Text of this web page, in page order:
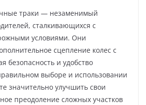
траки — незаменимый
сталкивающихся с
условиями. Они
сцепление колес с
безопасность и удобство
выборе и использовании
значительно улучшить свои
преодоление сложных участков